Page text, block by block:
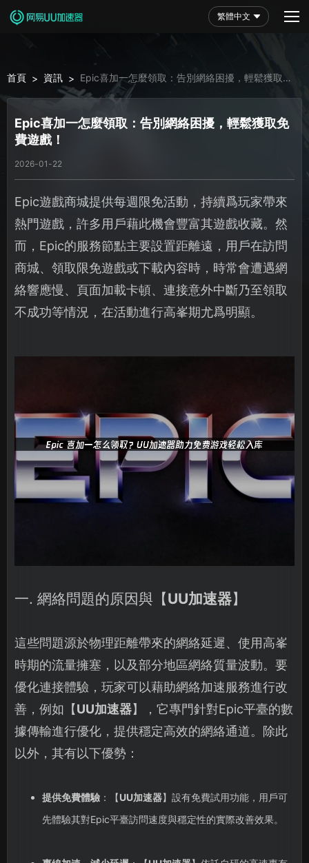
繁體中文
首頁 > 資訊 > Epic喜加一怎麼領取：告別網絡困擾，輕鬆獲取免
費遊戲！
Epic喜加一怎麼領取：告別網絡困擾，輕鬆獲取免
費遊戲！
2026-01-22
Epic遊戲商城提供每週限免活動，持續爲玩家帶來
熱門遊戲，許多用戶藉此機會豐富其遊戲收藏。然
而，Epic的服務節點主要設置距離遠，用戶在訪問
商城、領取限免遊戲或下載內容時，時常會遭遇網
絡響應慢、頁面加載卡頓、連接意外中斷乃至領取
不成功等情況，在活動進行高峯期尤爲明顯。
一. 網絡問題的原因與【UU加速器】
這些問題源於物理距離帶來的網絡延遲、使用高峯
時期的流量擁塞，以及部分地區網絡質量波動。要
優化連接體驗，玩家可以藉助網絡加速服務進行改
善，例如【UU加速器】，它專門針對Epic平臺的數
據傳輸進行優化，提供穩定高效的網絡通道。除此
以外，其有以下優勢：
提供免費體驗：【UU加速器】設有免費試用功能，用戶可
先體驗其對Epic平臺訪問速度與穩定性的實際改善效果。